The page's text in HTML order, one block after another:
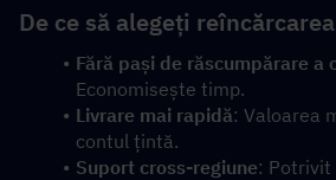
De ce să alegeți
Fără pași de răscumpărare a
Economisește timp.
Livrare mai rapidă: Valoarea
contul țintă.
Suport cross-regiune: Potrivit